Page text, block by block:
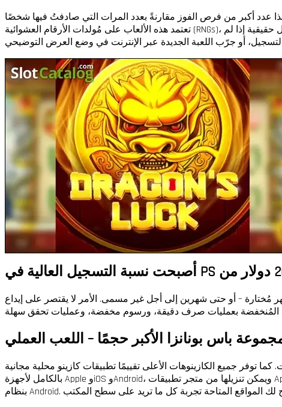
تعتمد هذه الألعاب على مُولدات الأرقام العشوائية (RNGs)، مما يضمن عدم استقرار نتيجة كل دورة. من المهم جدًا التحدث عن جميع أنواع المنافذ لاختيار ما يناسبك منها، وفكّر، لا تجرّب اللعب بأموال حقيقية إذا لم
مُختارة – أو حتى شهرين إلى أجل غير مسمى. الأمر لا يقتصر على إيداع
باس بونانزا الأكبر حجمًا – اللعب العملي
توفر جميع الكازينوهات الأعلى تقييمًا تطبيقات كازينو محلية مجانية
بالكامل لأجهزة Apple وiOS وAndroid، ويمكن تنزيلها من متجر تطبيقات Apple و/أو متجر Google Play. يعمل جميع كُتّابنا على جميع الأجهزة المفضلة، بما في ذلك iPhone وiPad والهواتف والأجهزة اللوحية التي تعمل